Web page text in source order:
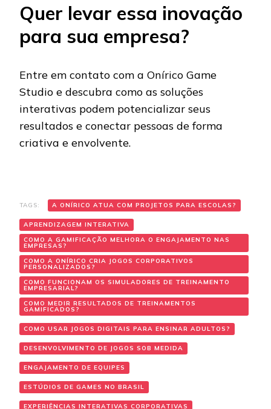
Quer levar essa inovação
para sua empresa?
Entre em contato com a Onírico Game
Studio e descubra como as soluções
interativas podem potencializar seus
resultados e conectar pessoas de forma
criativa e envolvente.
TAGS: A ONÍRICO ATUA COM PROJETOS PARA ESCOLAS?
APRENDIZAGEM INTERATIVA
COMO A GAMIFICAÇÃO MELHORA O ENGAJAMENTO NAS
EMPRESAS?
COMO A ONÍRICO CRIA JOGOS CORPORATIVOS
PERSONALIZADOS?
COMO FUNCIONAM OS SIMULADORES DE TREINAMENTO
EMPRESARIAL?
COMO MEDIR RESULTADOS DE TREINAMENTOS
GAMIFICADOS?
COMO USAR JOGOS DIGITAIS PARA ENSINAR ADULTOS?
DESENVOLVIMENTO DE JOGOS SOB MEDIDA
ENGAJAMENTO DE EQUIPES
ESTÚDIOS DE GAMES NO BRASIL
EXPERIÊNCIAS INTERATIVAS CORPORATIVAS